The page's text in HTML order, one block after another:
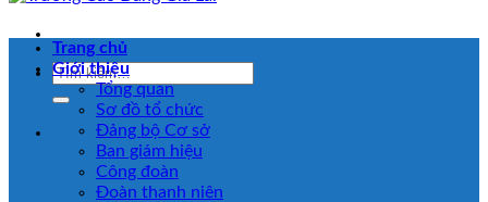
Trang chủ
Giới thiệu
Tổng quan
Sơ đồ tổ chức
Đảng bộ Cơ sở
Ban giám hiệu
Công đoàn
Đoàn thanh niên